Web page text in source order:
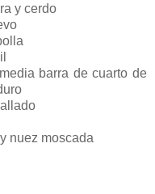
y cerdo
barra de cuarto de
nuez moscada